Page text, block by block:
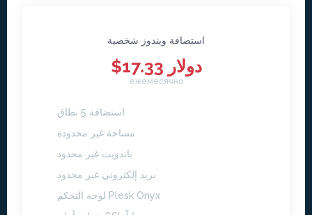
استضافة ويندوز شخصية
$17.33 دولار
ежемесячно
استضافة 5 نطاق
مساحة غير محدودة
باندويث غير محدود
بريد إلكتروني غير محدود
لوحه التحكم Plesk Onyx